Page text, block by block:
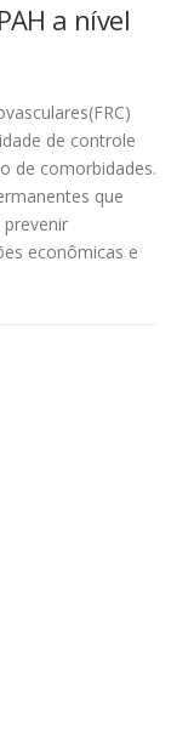
a nível
de controle
de comorbidades.
que
econômicas e